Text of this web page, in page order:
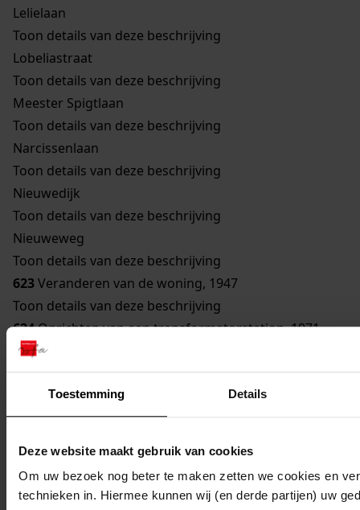
Toestemming Details
Deze website maakt gebruik van cookies
Om uw bezoek nog beter te maken zetten we cookies en
technieken in. Hiermee kunnen wij (en derde partijen) uw
Lelielaan
Toon details van deze beschrijving
Lobeliastraat
Toon details van deze beschrijving
Meester Spigtlaan
Toon details van deze beschrijving
Narcissenlaan
Toon details van deze beschrijving
Nieuwedijk
Toon details van deze beschrijving
Nieuweweg
Toon details van deze beschrijving
623Veranderen van de woning, 1947
Toon details van deze beschrijving
624Oprichten van een transformatorstation, 1971
Toon details van deze beschrijving
625Verbouwen van een gebouw bestemd om te
worden gebruikt als woonhuis, 1929
Toon details van deze beschrijving
Toon details van deze beschrijving
627Veranderen woning, 1962